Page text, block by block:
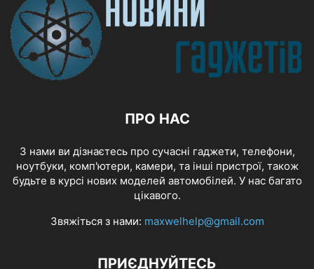
ПРО НАС
З нами ви дізнаєтесь про сучасні гаджети, телефони,
ноутбуки, комп'ютери, камери, та інші пристрої, також
будьте в курсі нових моделей автомобілей. У нас багато
цікавого.
Звяжіться з нами: maxwelhelp@gmail.com
ПРИЄДНУЙТЕСЬ